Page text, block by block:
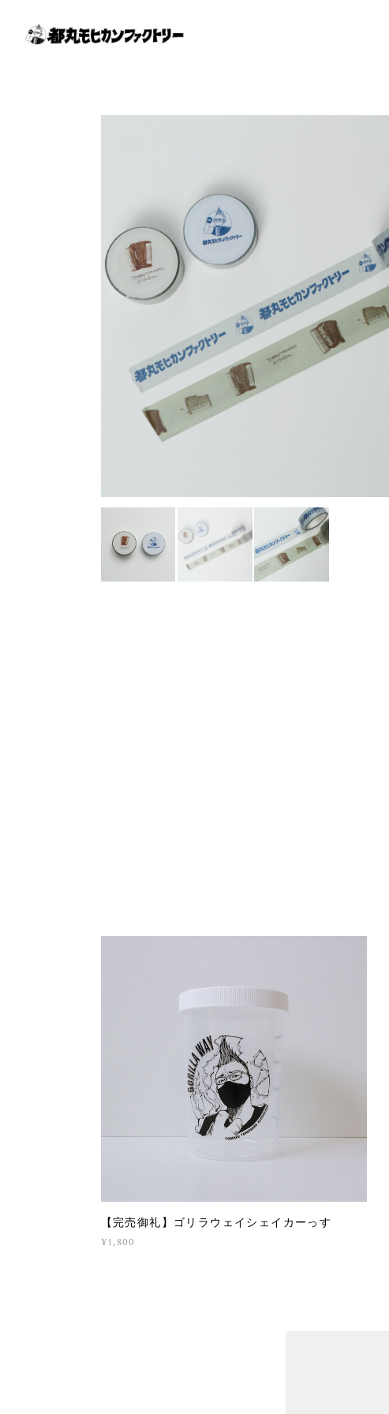
【完売御礼】ゴリラウェイシェイカーっす
¥1,800